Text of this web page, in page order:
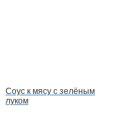
Соус к мясу с зелёным
луком